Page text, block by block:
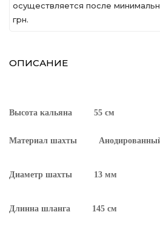
осуществляется после
грн.
ОПИСАНИЕ
Высота кальяна 55 см
Материал шахты
Диаметр шахты 13 мм
Длинна шланга 145 см